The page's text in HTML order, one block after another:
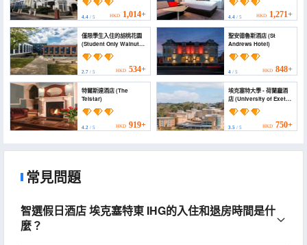
4.4 / 5 HKD 1,014+
CENTRE by IHG)
4.4/ 5 HKD 1,271+
僅限學生入住的胡桃花園
(Student Only Walnut
Gardens)
2.7 / 5 HKD 534+
聖安德魯斯酒店 (St
Andrews Hotel)
4/ 5 HKD 848+
特爾斯達酒店 (The
Telstar)
4.2 / 5 HKD 919+
埃克塞特大學 - 荷蘭廳酒
店 (University of Exeter
- Holland Hall)
3.5/ 5 HKD 750+
常見問題
智選假日酒店 埃克塞特東 IHG的入住和退房時間是什
麼？